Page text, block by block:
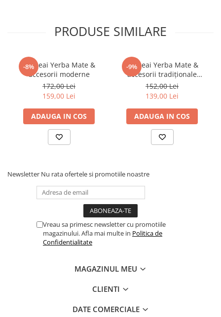
PRODUSE SIMILARE
-8%
Set ceai Yerba Mate &
accesorii moderne
172,00 Lei
159,00 Lei
ADAUGA IN COS
-9%
Set ceai Yerba Mate &
accesorii tradiționale
argentiniene
152,00 Lei
139,00 Lei
ADAUGA IN COS
Newsletter Nu rata ofertele si promotiile noastre
Vreau sa primesc newsletter cu promotiile
magazinului. Afla mai multe in Politica de
Confidentialitate
MAGAZINUL MEU
CLIENTI
DATE COMERCIALE